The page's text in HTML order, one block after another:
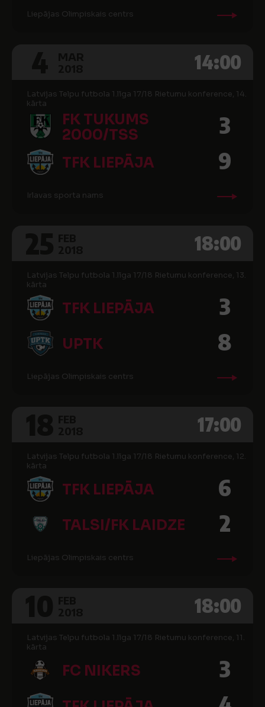
Liepājas Olimpiskais centrs
14:00
Latvijas Telpu futbola 1.līga 17/18 Rietumu konference, 14.
kārta
FK TUKUMS
2000/TSS
3
TFK LIEPĀJA 9
Irlavas sporta nams
18:00
Latvijas Telpu futbola 1.līga 17/18 Rietumu konference, 13.
kārta
TFK LIEPĀJA 3
UPTK 8
Liepājas Olimpiskais centrs
17:00
Latvijas Telpu futbola 1.līga 17/18 Rietumu konference, 12.
kārta
TFK LIEPĀJA 6
TALSI/FK LAIDZE 2
Liepājas Olimpiskais centrs
18:00
Latvijas Telpu futbola 1.līga 17/18 Rietumu konference, 11.
kārta
FC NIKERS 3